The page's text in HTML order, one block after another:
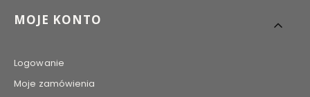
MOJE KONTO
Logowanie
Moje zamówienia